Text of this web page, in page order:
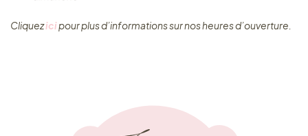
Cliquez ​icipour plus d’informations sur nos heures d’ouverture.